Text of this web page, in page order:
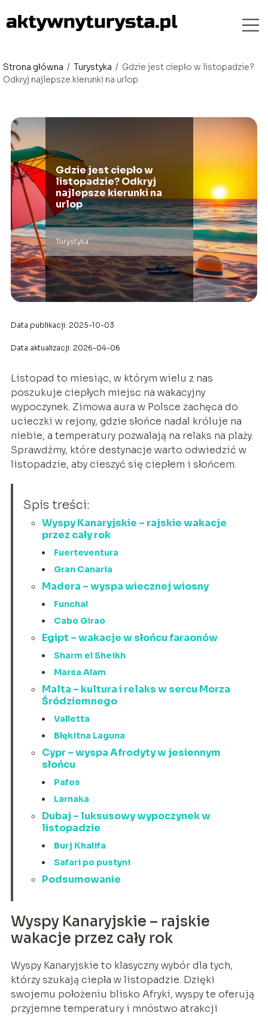
Strona główna / Turystyka / Gdzie jest ciepło w listopadzie?
Odkryj najlepsze kierunki na urlop
Gdzie jest ciepło w
listopadzie? Odkryj
najlepsze kierunki na
urlop
Turystyka
Data publikacji: 2025-10-03
Data aktualizacji: 2026-04-06
Listopad to miesiąc, w którym wielu z nas
poszukuje ciepłych miejsc na wakacyjny
wypoczynek. Zimowa aura w Polsce zachęca do
ucieczki w rejony, gdzie słońce nadal króluje na
niebie, a temperatury pozwalają na relaks na plaży.
Sprawdźmy, które destynacje warto odwiedzić w
listopadzie, aby cieszyć się ciepłem i słońcem.
Spis treści:
Wyspy Kanaryjskie – rajskie wakacje
przez cały rok
Fuerteventura
Gran Canaria
Madera – wyspa wiecznej wiosny
Funchal
Cabo Girao
Egipt – wakacje w słońcu faraonów
Sharm el Sheikh
Marsa Alam
Malta – kultura i relaks w sercu Morza
Śródziemnego
Valletta
Błękitna Laguna
Cypr – wyspa Afrodyty w jesiennym
słońcu
Pafos
Larnaka
Dubaj – luksusowy wypoczynek w
listopadzie
Burj Khalifa
Safari po pustyni
Podsumowanie
Wyspy Kanaryjskie – rajskie
wakacje przez cały rok
Wyspy Kanaryjskie to klasyczny wybór dla tych,
którzy szukają ciepła w listopadzie. Dzięki
swojemu położeniu blisko Afryki, wyspy te oferują
przyjemne temperatury i mnóstwo atrakcji